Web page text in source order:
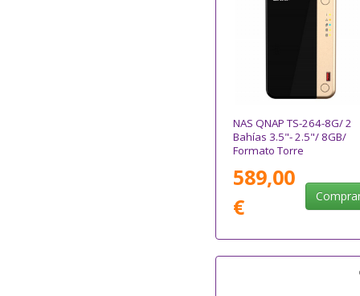
NAS QNAP TS-264-8G/ 2
Bahías 3.5"- 2.5"/ 8GB/
Formato Torre
589,00
€